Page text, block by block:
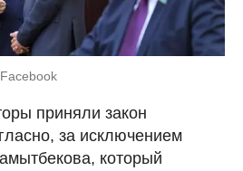
приняли закон
за исключением
который